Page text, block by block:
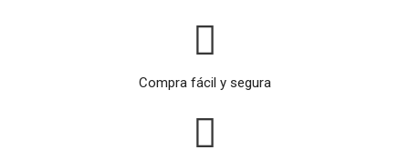
Compra fácil y segura